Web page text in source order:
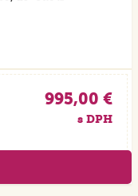
995,00 €
s DPH